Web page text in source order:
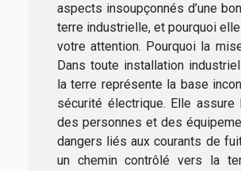
aspects insoupçonnés d’une
terre industrielle, et pourquoi
votre attention. Pourquoi la
Dans toute installation
la terre représente la base
sécurité électrique. Elle assure
des personnes et des
dangers liés aux courants de
un chemin contrôlé vers la